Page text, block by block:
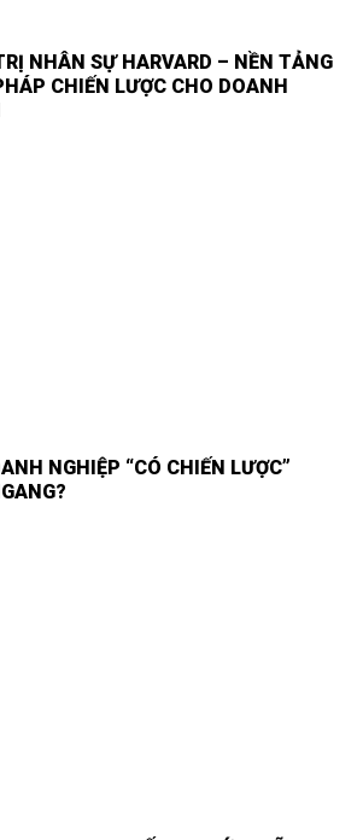
NHÂN SỰ HARVARD – NỀN TẢNG
CHIẾN LƯỢC CHO DOANH
NGHIỆP “CÓ CHIẾN LƯỢC”